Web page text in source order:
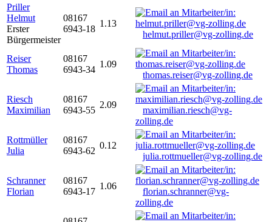
Priller
Helmut
Erster
Bürgermeister
08167
6943-18
1.13
helmut.priller@vg-zolling.de
Reiser
Thomas
08167
6943-34
1.09
thomas.reiser@vg-zolling.de
Riesch
Maximilian
08167
6943-55
2.09
maximilian.riesch@vg-
zolling.de
Rottmüller
Julia
08167
6943-62
0.12
julia.rottmueller@vg-zolling.de
Schranner
Florian
08167
6943-17
1.06
florian.schranner@vg-
zolling.de